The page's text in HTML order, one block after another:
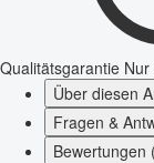
Qualitätsgarantie
Über diesen
Fragen &
Bewertungen